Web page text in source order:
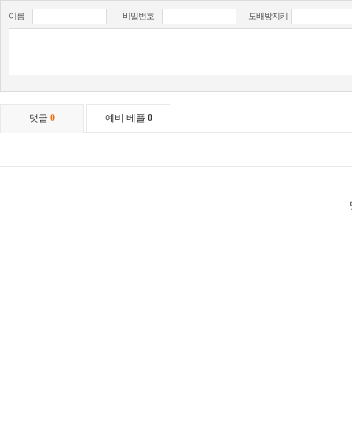
이름 비밀번호 도배방지키
댓글 0 예비 베플 0